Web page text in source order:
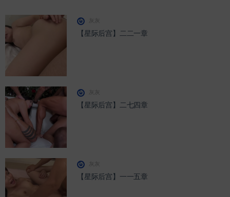
灰灰
【星际后宫】二二一章
灰灰
【星际后宫】二七四章
灰灰
【星际后宫】一一五章